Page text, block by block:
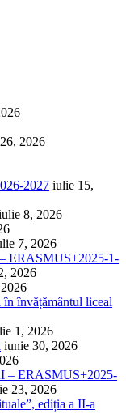
2026
2027 iulie 15,
8, 2026
7, 2026
ERASMUS+2025-1-
2026
învățământul liceal
1, 2026
iunie 30, 2026
– ERASMUS+2025-
23, 2026
ediția a II-a